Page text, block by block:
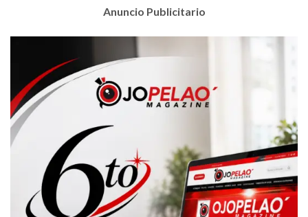
Anuncio Publicitario